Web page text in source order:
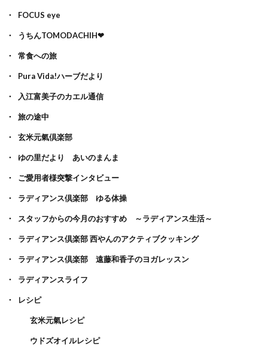
FOCUS eye
うちんTOMODACHIH❤
常食への旅
Pura Vida!ハーブだより
入江富美子のカエル通信
旅の途中
玄米元氣倶楽部
ゆの里だより あいのまんま
ご愛用者様突撃インタビュー
ラディアンス倶楽部 ゆる体操
スタッフからの今月のおすすめ ～ラディアンス生活～
ラディアンス倶楽部 西やんのアクティブクッキング
ラディアンス倶楽部 遠藤和香子のヨガレッスン
ラディアンスライフ
レシピ
玄米元氣レシピ
ウドズオイルレシピ